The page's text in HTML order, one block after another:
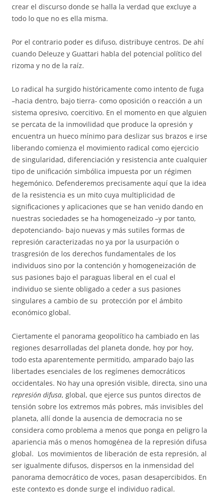
crear el discurso donde se halla la verdad que excluye a
todo lo que no es ella misma.
Por el contrario poder es difuso, distribuye centros. De ahí
cuando Deleuze y Guattari habla del potencial político del
rizoma y no de la raíz.
Lo radical ha surgido históricamente como intento de fuga
–hacia dentro, bajo tierra- como oposición o reacción a un
sistema opresivo, coercitivo. En el momento en que alguien
se percata de la inmovilidad que produce la opresión y
encuentra un hueco mínimo para deslizar sus brazos e irse
liberando comienza el movimiento radical como ejercicio
de singularidad, diferenciación y resistencia ante cualquier
tipo de unificación simbólica impuesta por un régimen
hegemónico. Defenderemos precisamente aquí que la idea
de la resistencia es un mito cuya multiplicidad de
significaciones y aplicaciones que se han venido dando en
nuestras sociedades se ha homogeneizado –y por tanto,
depotenciando- bajo nuevas y más sutiles formas de
represión caracterizadas no ya por la usurpación o
trasgresión de los derechos fundamentales de los
individuos sino por la contención y homogeneización de
sus pasiones bajo el paraguas liberal en el cual el
individuo se siente obligado a ceder a sus pasiones
singulares a cambio de su protección por el ámbito
económico global.
Ciertamente el panorama geopolítico ha cambiado en las
regiones desarrolladas del planeta donde, hoy por hoy,
todo esta aparentemente permitido, amparado bajo las
libertades esenciales de los regímenes democráticos
occidentales. No hay una opresión visible, directa, sino una
represión difusa, global, que ejerce sus puntos directos de
tensión sobre los extremos más pobres, más invisibles del
planeta, allí donde la ausencia de democracia no se
considera como problema a menos que ponga en peligro la
apariencia más o menos homogénea de la represión difusa
global. Los movimientos de liberación de esta represión, al
ser igualmente difusos, dispersos en la inmensidad del
panorama democrático de voces, pasan desapercibidos. En
este contexto es donde surge el individuo radical.